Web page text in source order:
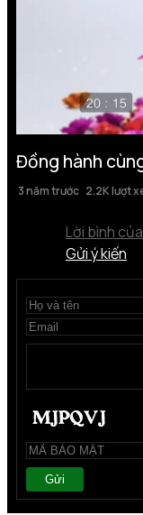
Đồng hành
3 năm trước 2.2K lượt
Lời bình
Gửi ý kiến
Gửi